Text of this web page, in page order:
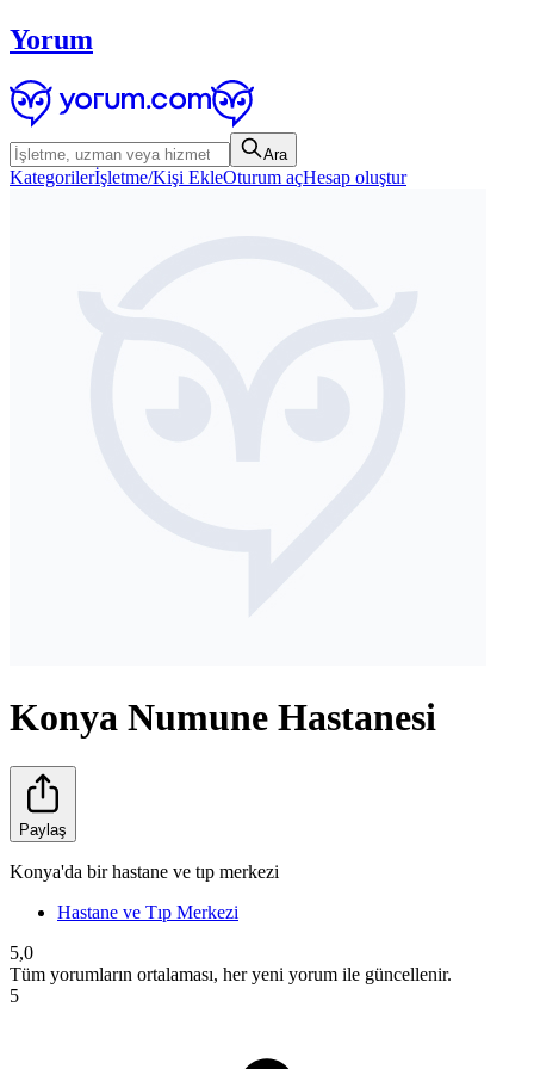
Yorum
Ara
Kategorilerİşletme/Kişi EkleOturum açHesap oluştur
Konya Numune Hastanesi
Paylaş
Konya'da bir hastane ve tıp merkezi
Hastane ve Tıp Merkezi
5,0
Tüm yorumların ortalaması, her yeni yorum ile güncellenir.
5